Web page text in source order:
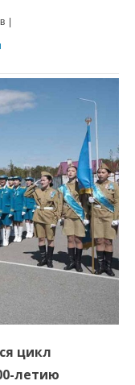
цикл
летию